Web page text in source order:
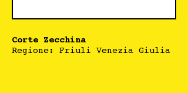
Corte Zecchina
Regione: Friuli Venezia Giulia